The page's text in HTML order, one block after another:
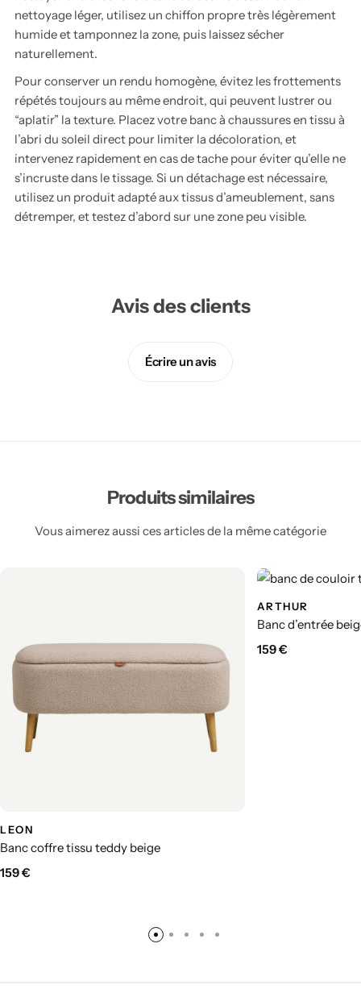
nettoyage léger, utilisez un chiffon propre très légèrement
humide et tamponnez la zone, puis laissez sécher
naturellement.
Pour conserver un rendu homogène, évitez les frottements
répétés toujours au même endroit, qui peuvent lustrer ou
“aplatir” la texture. Placez votre banc à chaussures en tissu à
l’abri du soleil direct pour limiter la décoloration, et
intervenez rapidement en cas de tache pour éviter qu’elle ne
s’incruste dans le tissage. Si un détachage est nécessaire,
utilisez un produit adapté aux tissus d’ameublement, sans
détremper, et testez d’abord sur une zone peu visible.
Avis des clients
Écrire un avis
Produits similaires
Vous aimerez aussi ces articles de la même catégorie
LEON
Banc coffre tissu teddy beige
159€
ARTHUR
Banc d’entrée
159€